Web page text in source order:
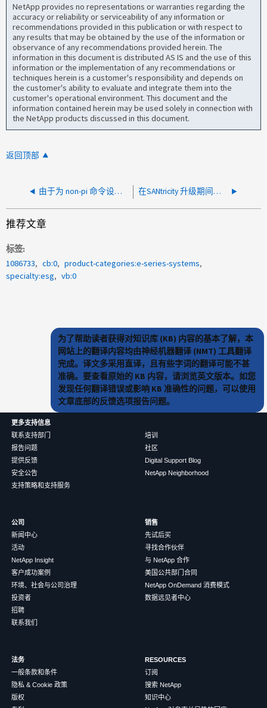
NetApp provides no representations or warranties regarding the
accuracy or reliability or serviceability of any information or
recommendations provided in this publication or with respect to
any results that may be obtained by the use of the information or
observance of any recommendations provided herein. The
information in this document is distributed AS IS and the use of this
information or the implementation of any recommendations or
techniques herein is a customer's responsibility and depends on
the customer's ability to evaluate and integrate them into the
customer's operational environment. This document and the
information contained herein may be used solely in connection with
the NetApp products discussed in this document.
返回顶部
由于为 non-pi 命令设置了 PI 标志，控制器重新启动 在SANtricity 升级期间、"控制器范围的端口已变为故障状态"
推荐文章
标签
1086733
cb:0
product-categories:e-series-systems
specialty:esg
vb:0
为了帮助读者获得对知识库 (KB) 内容的基本了解，本
网站上的翻译内容均由神经机器翻译 (NMT) 工具翻译
完成。译文多采用直译，且有些字词的翻译可能不甚
准确。要查看原始的 KB 内容，请浏览英文版本。如您
发现任何翻译错误或影响 KB 准确性的问题，可以使用
文章底部的反馈选项报告问题。
更多支持信息
联系支持部门
报告问题
提供反馈
安全公告
支持策略和支持服务
培训
社区
Digital Support Blog
NetApp Neighborhood
公司
新闻中心
活动
NetApp Insight
客户成功案例
环境、社会与公司治理
投资者
招聘
联系我们
销售
先试后买
寻找合作伙伴
与 NetApp 合作
美国公共部门合同
NetApp OnDemand 消费模式
数据远见者中心
法务
一般条款和条件
隐私 & Cookie 政策
版权
RESOURCES
订阅
搜索 NetApp
知识中心